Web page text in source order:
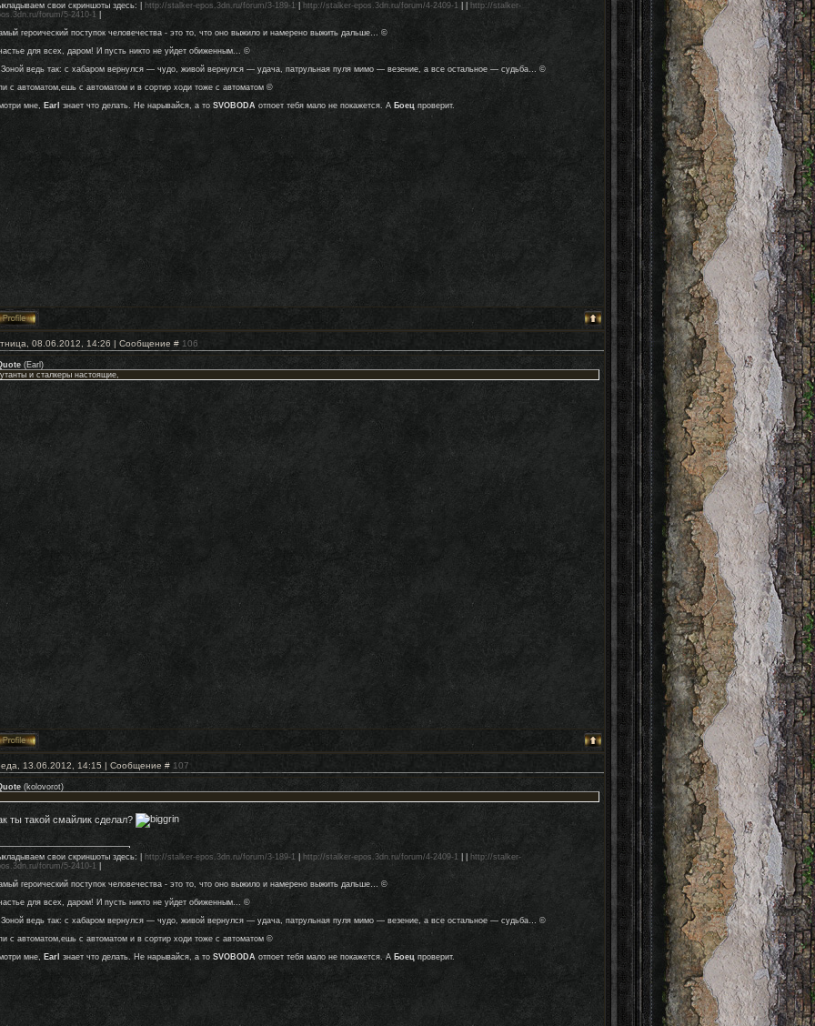
свои скриншоты здесь: | http://stalker-epos.3dn.ru/forum/3-189-1 http://stalker-epos.3dn.ru/forum/4-2409-1
http://stalker-
forum/5-2410-1
героический поступок человечества - это то, что оно выжило и намерено выжить дальше… ©
для всех, даром! И пусть никто не уйдет обиженным... ©
ведь так: с хабаром вернулся — чудо, живой вернулся — удача, патрульная пуля мимо — везение, а все остальное — судьба… ©
с автоматом,ешь с автоматом и в сортир ходи тоже с автоматом ©
мне, Earl знает что делать. Не нарывайся, а то SVOBODA отпоет тебя мало не покажется. А Боец проверит.
08.06.2012, 14:26 | Сообщение # 106
(Earl )
и сталкеры настоящие,
13.06.2012, 14:15 | Сообщение # 107
(kolovorot)
ты такой смайлик сделал?
свои скриншоты здесь: | http://stalker-epos.3dn.ru/forum/3-189-1 http://stalker-epos.3dn.ru/forum/4-2409-1
http://stalker-
forum/5-2410-1
героический поступок человечества - это то, что оно выжило и намерено выжить дальше… ©
для всех, даром! И пусть никто не уйдет обиженным... ©
ведь так: с хабаром вернулся — чудо, живой вернулся — удача, патрульная пуля мимо — везение, а все остальное — судьба… ©
с автоматом,ешь с автоматом и в сортир ходи тоже с автоматом ©
мне, Earl знает что делать. Не нарывайся, а то SVOBODA отпоет тебя мало не покажется. А Боец проверит.